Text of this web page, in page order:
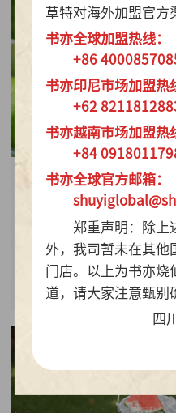
2026-07-28
质价比持续热销
查看详情
草特对海外加盟官方
书亦全球加盟热线：
+86
书亦印尼市场加盟热
+62
书亦越南市场加盟热
+84
书亦全球官方邮箱：
郑重声明：除上
外，我司暂未在其他
门店。以上为书亦烧
道，请大家注意甄别
四